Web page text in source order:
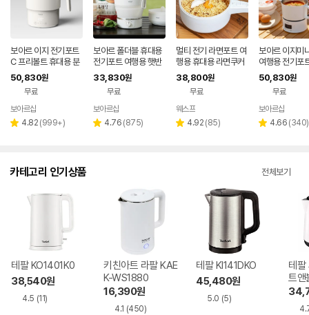
보아르 이지 전기포트
C 프리볼트 휴대용 분
유포트 접이식 여행용
커피 햇반 SUS316
50,830원
무료
페이
보아르샵
별 4.82 리
(999+)
보아르 폴더블 휴대용
전기포트 여행용 햇반
접이식 커피 프리볼트
캠핑
33,830원
무료
페이
보아르샵
별 4.76 리
(875)
멀티 전기 라면포트 여
행용 휴대용 라면쿠커
포트 대용량 냄비
38,800원
무료
웨스프
별 4.92 리
(85)
보아르 이지미
여행용 전기포
식 휴대용 분유
선 커피주전자
50,830원
무료
페이
보아르샵
별 4.66 리
(340)
카테고리 인기상품 전체보기
테팔 KO1401K0
38,540원
4.5 (11)
키친아트 라팔 KAE
K-WS1880
16,390원
4.1 (450)
테팔 KI141DKO
45,480원
5.0 (5)
테팔
트앤